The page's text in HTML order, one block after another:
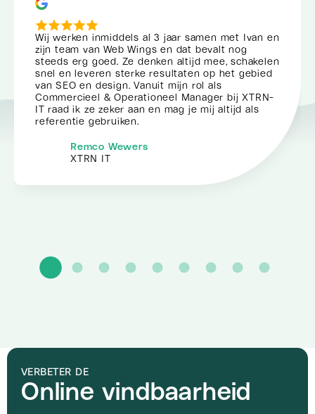
Wij werken inmiddels al 3 jaar samen met Ivan en
zijn team van Web Wings en dat bevalt nog
steeds erg goed. Ze denken altijd mee, schakelen
snel en leveren sterke resultaten op het gebied
van SEO en design. Vanuit mijn rol als
Commercieel & Operationeel Manager bij XTRN-
IT raad ik ze zeker aan en mag je mij altijd als
referentie gebruiken.
Remco Wewers
XTRN IT
VERBETER DE
Online vindbaarheid